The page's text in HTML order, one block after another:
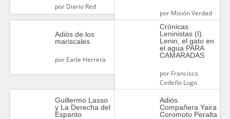
porDiario Red
porMisión Verdad
Adiós de los
mariscales
porEarle Herrera
Crónicas
Leninistas (I).
Lenin, el gato en
el agua PARA
CAMARADAS
porFrancisco
Cedeño Lugo
Guillermo Lasso
y La Derecha del
Espanto
Adiós
Compañera Yaira
Coromoto Peralta